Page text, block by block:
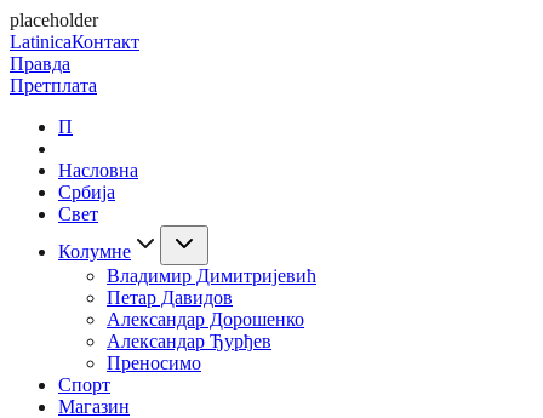
placeholder
LatinicaКонтакт
Правда
Претплата
П
Насловна
Србија
Свет
Колумне
Владимир Димитријевић
Петар Давидов
Александар Дорошенко
Александар Ђурђев
Преносимо
Спорт
Магазин